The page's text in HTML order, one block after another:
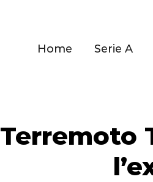
Home Serie A
Terremoto